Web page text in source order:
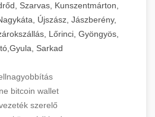
Szarvas, Kunszentmárton,
Újszász, Jászberény,
Lőrinci, Gyöngyös,
Sarkad
bitcoin wallet
szerelő